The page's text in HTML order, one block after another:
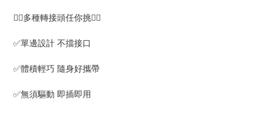
💁‍♂️多種轉接頭任你挑💁‍♂️
✅單邊設計 不擋接口
✅體積輕巧 隨身好攜帶
✅無須驅動 即插即用